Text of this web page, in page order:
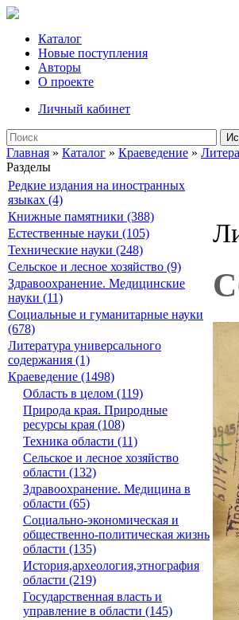
Каталог
Новые поступления
Авторы
О проекте
Личный кабинет
Главная » Каталог » Краеведение »
Разделы
Редкие издания на иностранных
языках (4)
Книжные памятники (388)
Естественные науки (105)
Технические науки (248)
Сельское и лесное хозяйство (9)
Здравоохранение. Медицинские
науки (11)
Социальные и гуманитарные науки
(678)
Литература универсального
содержания (1)
Краеведение (1498)
Область в целом (119)
Природа края. Природные
ресурсы края (108)
Техника области (11)
Сельское и лесное хозяйство
области (132)
Здравоохранение. Медицина в
области (65)
Социально-экономическая и
общественно-политическая жизнь
области (135)
История,археология,этнография
области (219)
Государственная власть и
управление в области (145)